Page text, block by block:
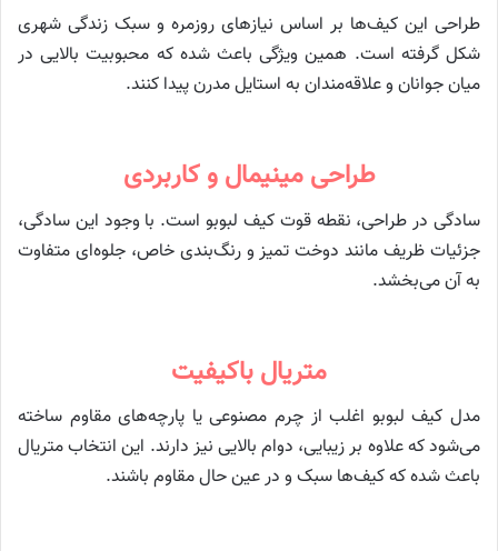
طراحی این کیف‌ها بر اساس نیازهای روزمره و سبک زندگی شهری
شکل گرفته است. همین ویژگی باعث شده که محبوبیت بالایی در
میان جوانان و علاقه‌مندان به استایل مدرن پیدا کنند.
طراحی مینیمال و کاربردی
سادگی در طراحی، نقطه قوت کیف لبوبو است. با وجود این سادگی،
جزئیات ظریف مانند دوخت تمیز و رنگ‌بندی خاص، جلوه‌ای متفاوت
به آن می‌بخشد.
متریال باکیفیت
مدل کیف لبوبو اغلب از چرم مصنوعی یا پارچه‌های مقاوم ساخته
می‌شود که علاوه بر زیبایی، دوام بالایی نیز دارند. این انتخاب متریال
باعث شده که کیف‌ها سبک و در عین حال مقاوم باشند.